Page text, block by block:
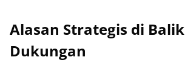
Alasan Strategis di Balik
Dukungan